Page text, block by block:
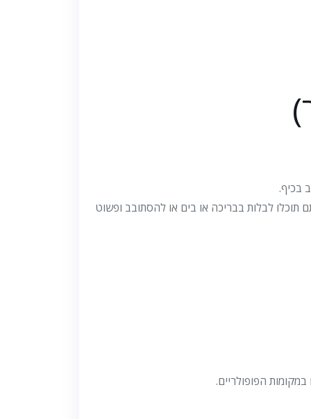
לבלות בבריכה או בים או להסתובב ופשוט
הפופולריים.